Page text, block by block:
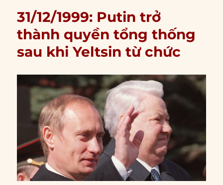
31/12/1999: Putin trở
thành quyền tổng thống
sau khi Yeltsin từ chức